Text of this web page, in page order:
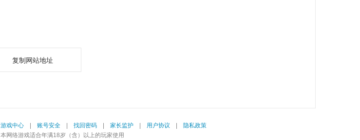
复制网站地址
游戏中心 账号安全 找回密码 家长监护 用户协议
隐私政策
本网络游戏适合年满18岁（含）以上的玩家使用